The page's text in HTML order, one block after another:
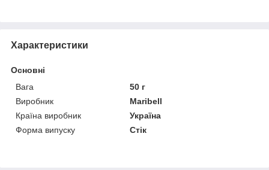
Характеристики
Основні
Вага
50 г
Виробник
Maribell
Країна виробник
Україна
Форма випуску
Стік